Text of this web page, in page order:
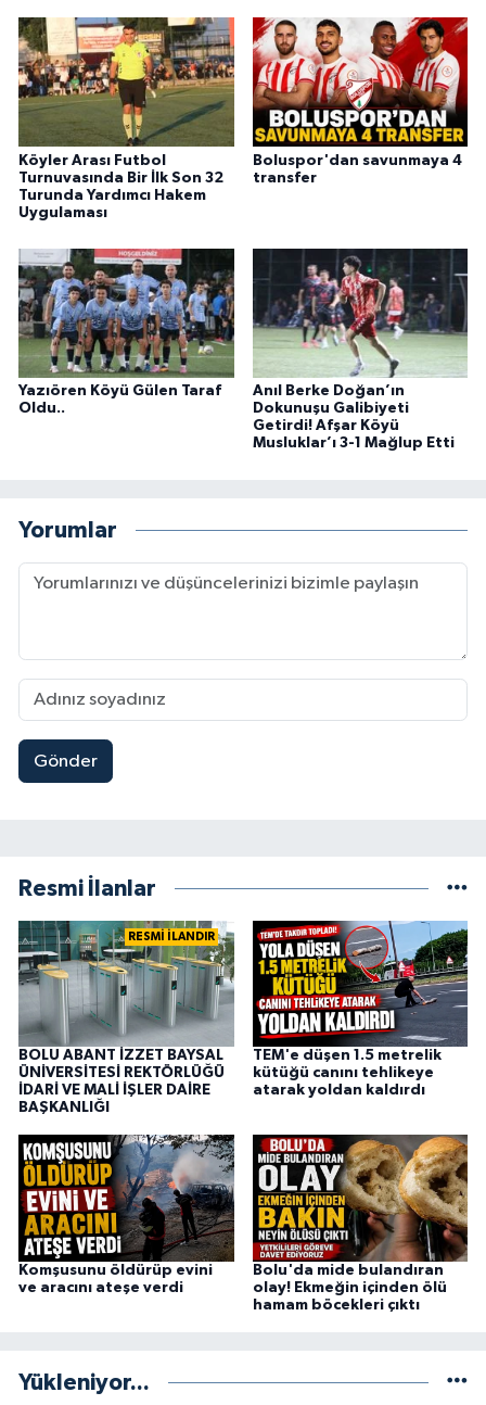
Köyler Arası Futbol
Turnuvasında Bir İlk Son 32
Turunda Yardımcı Hakem
Uygulaması
Boluspor'dan savunmaya 4
transfer
Yazıören Köyü Gülen Taraf
Oldu..
Anıl Berke Doğan’ın
Dokunuşu Galibiyeti
Getirdi! Afşar Köyü
Musluklar’ı 3-1 Mağlup Etti
Yorumlar
Gönder
Resmi İlanlar
RESMİ İLANDIR
BOLU ABANT İZZET BAYSAL
ÜNİVERSİTESİ REKTÖRLÜĞÜ
İDARİ VE MALİ İŞLER DAİRE
BAŞKANLIĞI
TEM'e düşen 1.5 metrelik
kütüğü canını tehlikeye
atarak yoldan kaldırdı
Komşusunu öldürüp evini
ve aracını ateşe verdi
Bolu'da mide bulandıran
olay! Ekmeğin içinden ölü
hamam böcekleri çıktı
Yükleniyor...